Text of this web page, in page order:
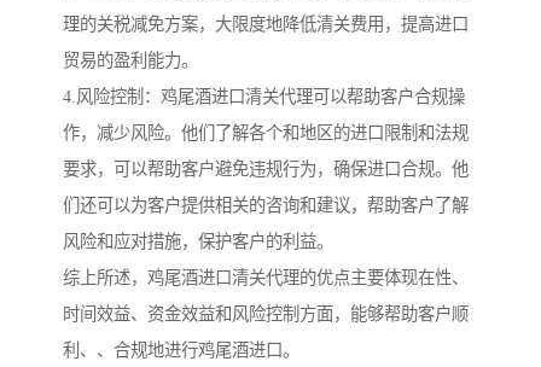
理的关税减免方案，大限度地降低清关费用，提高进口
贸易的盈利能力。
4.风险控制：鸡尾酒进口清关代理可以帮助客户合规操
作，减少风险。他们了解各个和地区的进口限制和法规
要求，可以帮助客户避免违规行为，确保进口合规。他
们还可以为客户提供相关的咨询和建议，帮助客户了解
风险和应对措施，保护客户的利益。
综上所述，鸡尾酒进口清关代理的优点主要体现在性、
时间效益、资金效益和风险控制方面，能够帮助客户顺
利、、合规地进行鸡尾酒进口。